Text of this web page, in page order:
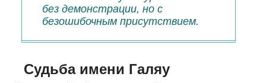
без демонстрации, но с
безошибочным присутствием.
Судьба имени Галяу